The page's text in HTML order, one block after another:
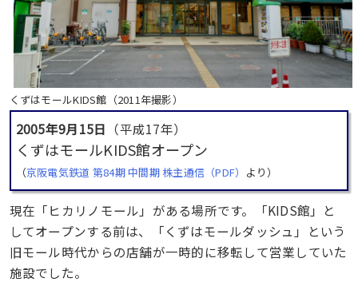
くずはモールKIDS館（2011年撮影）
2005年9月15日 （平成17年）
くずはモールKIDS館オープン
（京阪電気鉄道 第84期 中間期 株主通信（PDF） より）
現在「ヒカリノモール」がある場所です。「KIDS館」と
してオープンする前は、「くずはモールダッシュ」という
旧モール時代からの店舗が一時的に移転して営業していた
施設でした。